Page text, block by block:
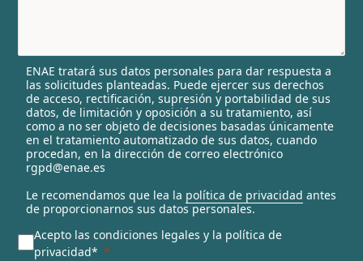
l
e
c
t
e
d
ENAE tratará sus datos personales para dar respuesta a
las solicitudes planteadas. Puede ejercer sus derechos
de acceso, rectificación, supresión y portabilidad de sus
datos, de limitación y oposición a su tratamiento, así
como a no ser objeto de decisiones basadas únicamente
en el tratamiento automatizado de sus datos, cuando
procedan, en la dirección de correo electrónico
rgpd@enae.es
Le recomendamos que lea la política de privacidad antes
de proporcionarnos sus datos personales.
Acepto las condiciones legales y la política de
privacidad*